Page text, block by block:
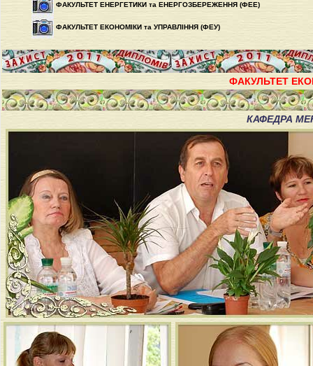
ФАКУЛЬТЕТ ЕНЕРГЕТИКИ та ЕНЕРГОЗБЕРЕЖЕННЯ (ФЕЕ)
ФАКУЛЬТЕТ ЕКОНОМІКИ та УПРАВЛІННЯ (ФЕУ)
ФАКУЛЬТЕТ
КАФЕДРА